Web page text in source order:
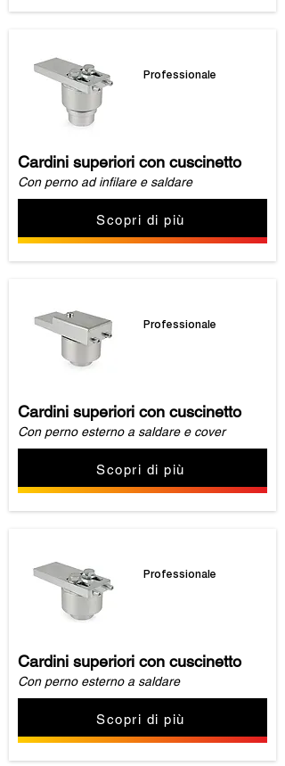
Professionale
Cardini superiori con cuscinetto
Con perno ad infilare e saldare
Scopri di più
Professionale
Cardini superiori con cuscinetto
Con perno esterno a saldare e cover
Scopri di più
Professionale
Cardini superiori con cuscinetto
Con perno esterno a saldare
Scopri di più